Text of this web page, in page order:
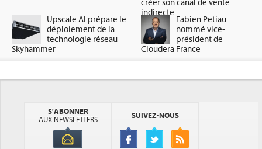
créer son canal de vente
indirecte
Upscale AI prépare le
déploiement de la
technologie réseau
Skyhammer
Fabien Petiau
nommé vice-
président de
Cloudera France
S'ABONNER
AUX NEWSLETTERS
SUIVEZ-NOUS